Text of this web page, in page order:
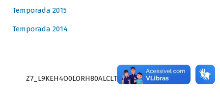
Temporada 2015
Temporada 2014
Z7_L9KEH4O0LORH80ALCLTPF80S27